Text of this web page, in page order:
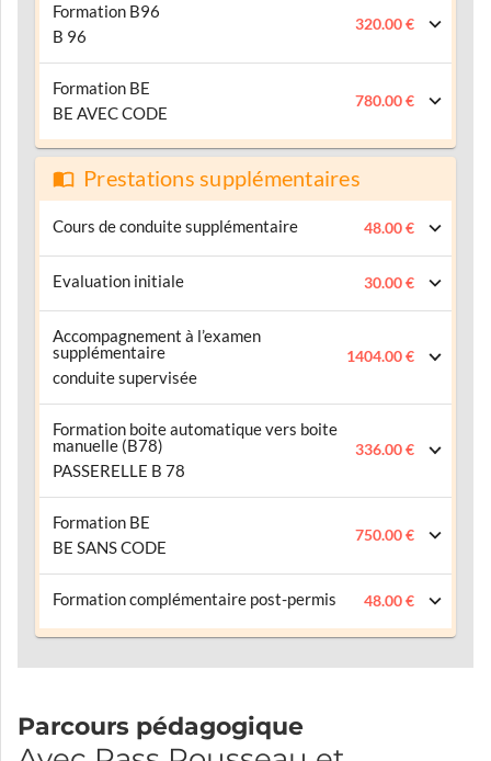
Formation B96
B 96
320.00 €
Formation BE
BE AVEC CODE
780.00 €
Prestations supplémentaires
Cours de conduite supplémentaire 48.00 €
Evaluation initiale 30.00 €
Accompagnement à l’examen
supplémentaire
conduite supervisée
1404.00 €
Formation boite automatique vers boite
manuelle (B78)
PASSERELLE B 78
336.00 €
Formation BE
BE SANS CODE
750.00 €
Formation complémentaire post-permis 48.00 €
Parcours pédagogique